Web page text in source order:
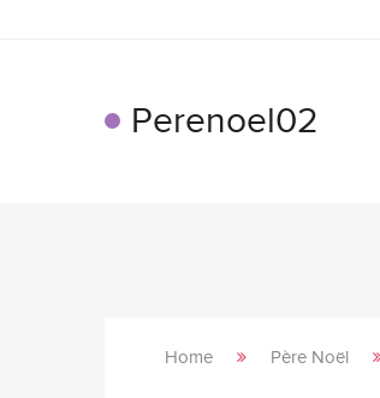
Perenoel02
Home Père Noël